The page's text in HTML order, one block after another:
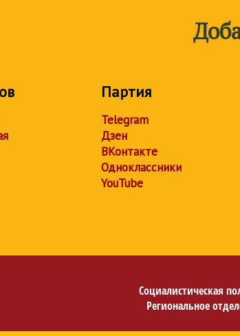
Партия
Telegram
Дзен
ВКонтакте
Одноклассники
YouTube
Социалистическая
Региональное